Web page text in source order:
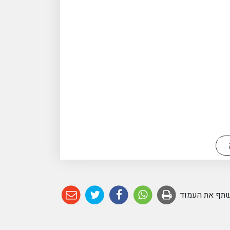
את העמוד